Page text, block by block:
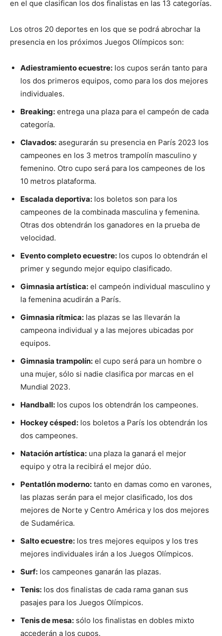
en el que clasifican los dos finalistas en las 13 categorías.
Los otros 20 deportes en los que se podrá abrochar la
presencia en los próximos Juegos Olímpicos son:
Adiestramiento ecuestre: los cupos serán tanto para
los dos primeros equipos, como para los dos mejores
individuales.
Breaking: entrega una plaza para el campeón de cada
categoría.
Clavados: asegurarán su presencia en París 2023 los
campeones en los 3 metros trampolín masculino y
femenino. Otro cupo será para los campeones de los
10 metros plataforma.
Escalada deportiva: los boletos son para los
campeones de la combinada masculina y femenina.
Otras dos obtendrán los ganadores en la prueba de
velocidad.
Evento completo ecuestre: los cupos lo obtendrán el
primer y segundo mejor equipo clasificado.
Gimnasia artística: el campeón individual masculino y
la femenina acudirán a París.
Gimnasia rítmica: las plazas se las llevarán la
campeona individual y a las mejores ubicadas por
equipos.
Gimnasia trampolín: el cupo será para un hombre o
una mujer, sólo si nadie clasifica por marcas en el
Mundial 2023.
Handball: los cupos los obtendrán los campeones.
Hockey césped: los boletos a París los obtendrán los
dos campeones.
Natación artística: una plaza la ganará el mejor
equipo y otra la recibirá el mejor dúo.
Pentatlón moderno: tanto en damas como en varones,
las plazas serán para el mejor clasificado, los dos
mejores de Norte y Centro América y los dos mejores
de Sudamérica.
Salto ecuestre: los tres mejores equipos y los tres
mejores individuales irán a los Juegos Olímpicos.
Surf: los campeones ganarán las plazas.
Tenis: los dos finalistas de cada rama ganan sus
pasajes para los Juegos Olímpicos.
Tenis de mesa: sólo los finalistas en dobles mixto
accederán a los cupos.